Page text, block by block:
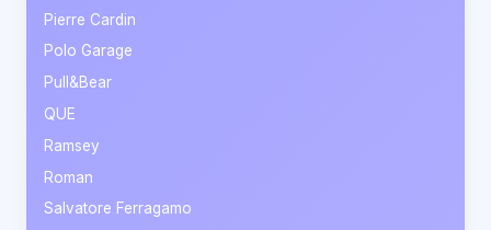
Pierre Cardin
Polo Garage
Pull&Bear
QUE
Ramsey
Roman
Salvatore Ferragamo